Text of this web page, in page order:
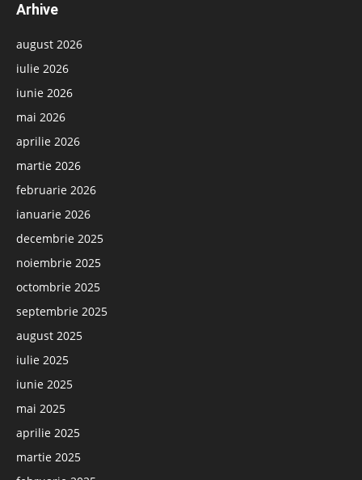
Arhive
august 2026
iulie 2026
iunie 2026
mai 2026
aprilie 2026
martie 2026
februarie 2026
ianuarie 2026
decembrie 2025
noiembrie 2025
octombrie 2025
septembrie 2025
august 2025
iulie 2025
iunie 2025
mai 2025
aprilie 2025
martie 2025